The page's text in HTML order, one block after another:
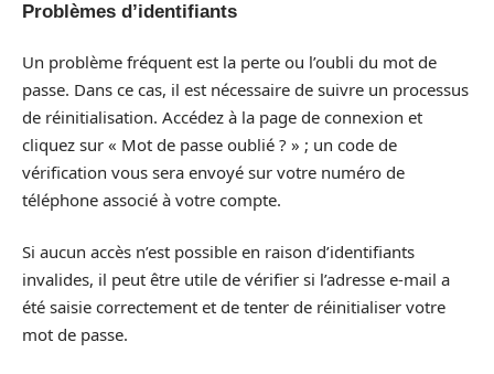
Problèmes d’identifiants
Un problème fréquent est la perte ou l’oubli du mot de
passe. Dans ce cas, il est nécessaire de suivre un processus
de réinitialisation. Accédez à la page de connexion et
cliquez sur « Mot de passe oublié ? » ; un code de
vérification vous sera envoyé sur votre numéro de
téléphone associé à votre compte.
Si aucun accès n’est possible en raison d’identifiants
invalides, il peut être utile de vérifier si l’adresse e-mail a
été saisie correctement et de tenter de réinitialiser votre
mot de passe.